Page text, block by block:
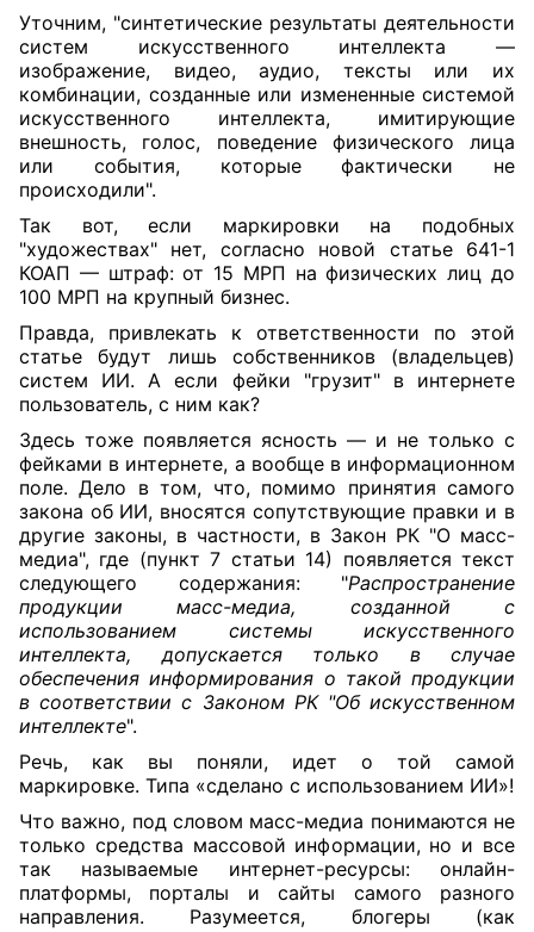
Уточним, "синтетические результаты деятельности
систем искусственного интеллекта —
изображение, видео, аудио, тексты или их
комбинации, созданные или измененные системой
искусственного интеллекта, имитирующие
внешность, голос, поведение физического лица
или события, которые фактически не
происходили".
Так вот, если маркировки на подобных
"художествах" нет, согласно новой статье 641-1
КОАП — штраф: от 15 МРП на физических лиц до
100 МРП на крупный бизнес.
Правда, привлекать к ответственности по этой
статье будут лишь собственников (владельцев)
систем ИИ. А если фейки "грузит" в интернете
пользователь, с ним как?
Здесь тоже появляется ясность — и не только с
фейками в интернете, а вообще в информационном
поле. Дело в том, что, помимо принятия самого
закона об ИИ, вносятся сопутствующие правки и в
другие законы, в частности, в Закон РК "О масс-
медиа", где (пункт 7 статьи 14) появляется текст
следующего содержания: "Распространение
продукции масс-медиа, созданной с
использованием системы искусственного
интеллекта, допускается только в случае
обеспечения информирования о такой продукции
в соответствии с Законом РК "Об искусственном
интеллекте".
Речь, как вы поняли, идет о той самой
маркировке. Типа «сделано с использованием ИИ»!
Что важно, под словом масс-медиа понимаются не
только средства массовой информации, но и все
так называемые интернет-ресурсы: онлайн-
платформы, порталы и сайты самого разного
направления. Разумеется, блогеры (как